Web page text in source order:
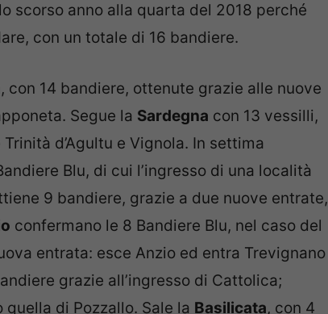
scorso anno alla quarta del 2018 perché
con un totale di 16 bandiere.
, con 14 bandiere, ottenute grazie alle nuove
Segue la Sardegna con 13 vessilli,
d’Agultu e Vignola. In settima
Blu, di cui l’ingresso di una località
9 bandiere, grazie a due nuove entrate,
confermano le 8 Bandiere Blu, nel caso del
entrata: esce Anzio ed entra Trevignano
grazie all’ingresso di Cattolica;
di Pozzallo. Sale la Basilicata, con 4